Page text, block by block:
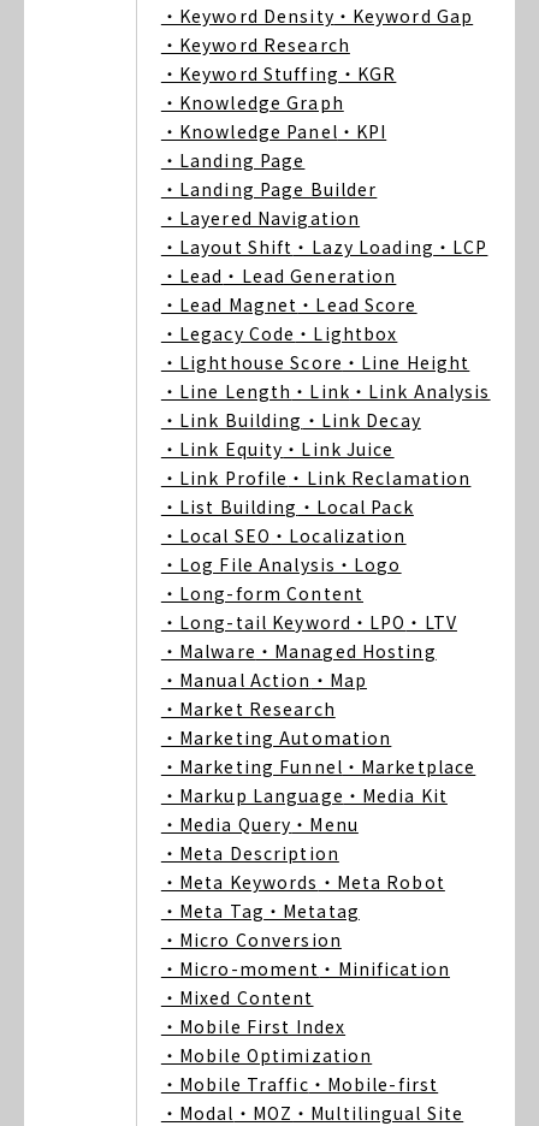
・Keyword Density ・Keyword Gap
・Keyword Research
・Keyword Stuffing ・KGR
・Knowledge Graph
・Knowledge Panel ・KPI
・Landing Page
・Landing Page Builder
・Layered Navigation
・Layout Shift ・Lazy Loading ・LCP
・Lead ・Lead Generation
・Lead Magnet ・Lead Score
・Legacy Code ・Lightbox
・Lighthouse Score ・Line Height
・Line Length ・Link ・Link Analysis
・Link Building ・Link Decay
・Link Equity ・Link Juice
・Link Profile ・Link Reclamation
・List Building ・Local Pack
・Local SEO ・Localization
・Log File Analysis ・Logo
・Long-form Content
・Long-tail Keyword ・LPO ・LTV
・Malware ・Managed Hosting
・Manual Action ・Map
・Market Research
・Marketing Automation
・Marketing Funnel ・Marketplace
・Markup Language ・Media Kit
・Media Query ・Menu
・Meta Description
・Meta Keywords ・Meta Robot
・Meta Tag ・Metatag
・Micro Conversion
・Micro-moment ・Minification
・Mixed Content
・Mobile First Index
・Mobile Optimization
・Mobile Traffic ・Mobile-first
・Modal ・MOZ ・Multilingual Site